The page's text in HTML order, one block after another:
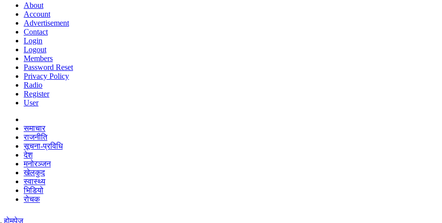
About
Account
Advertisement
Contact
Login
Logout
Members
Password Reset
Privacy Policy
Radio
Register
User
समाचार
राजनीति
सूचना-प्रविधि
देश
मनोरञ्जन
खेलकुद
स्वास्थ्य
भिडियो
रोचक
होमपेज